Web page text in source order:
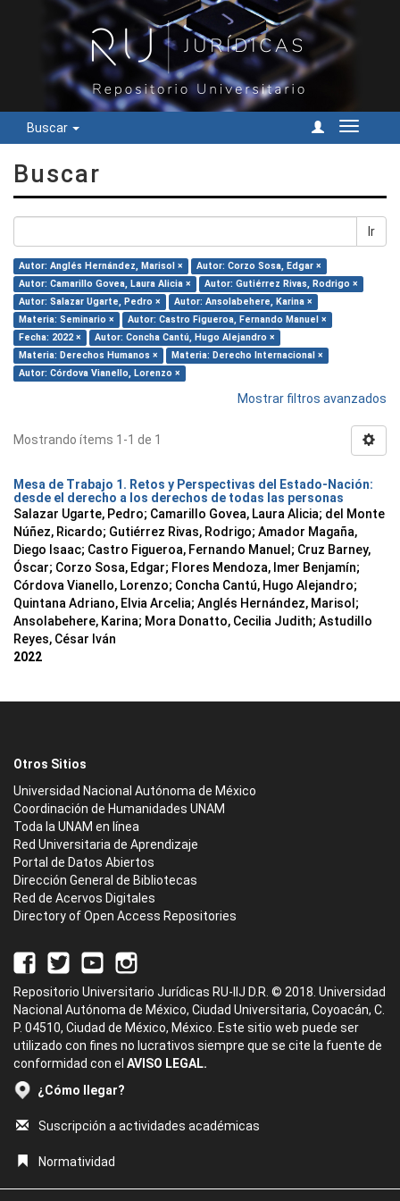
Buscar
Cambiar
Buscar
Ir
Autor: Anglés Hernández, Marisol ×
Autor: Corzo Sosa, Edgar ×
Autor: Camarillo Govea, Laura Alicia ×
Autor: Gutiérrez Rivas, Rodrigo ×
Autor: Salazar Ugarte, Pedro ×
Autor: Ansolabehere, Karina ×
Materia: Seminario ×
Autor: Castro Figueroa, Fernando Manuel ×
Fecha: 2022 ×
Autor: Concha Cantú, Hugo Alejandro ×
Materia: Derechos Humanos ×
Materia: Derecho Internacional ×
Autor: Córdova Vianello, Lorenzo ×
Mostrar filtros avanzados
Mostrando ítems 1-1 de 1
Mesa de Trabajo 1. Retos y Perspectivas del Estado-Nación:
desde el derecho a los derechos de todas las personas
Salazar Ugarte, Pedro; Camarillo Govea, Laura Alicia; del Monte
Núñez, Ricardo; Gutiérrez Rivas, Rodrigo; Amador Magaña,
Diego Isaac; Castro Figueroa, Fernando Manuel ; Cruz Barney,
Óscar; Corzo Sosa, Edgar; Flores Mendoza, Imer Benjamín;
Córdova Vianello, Lorenzo; Concha Cantú, Hugo Alejandro;
Quintana Adriano, Elvia Arcelia; Anglés Hernández, Marisol ;
Ansolabehere, Karina; Mora Donatto, Cecilia Judith; Astudillo
Reyes, César Iván
2022
Otros Sitios
Universidad Nacional Autónoma de México
Coordinación de Humanidades UNAM
Toda la UNAM en línea
Red Universitaria de Aprendizaje
Portal de Datos Abiertos
Dirección General de Bibliotecas
Red de Acervos Digitales
Directory of Open Access Repositories
Repositorio Universitario Jurídicas RU-IIJ D.R. © 2018. Universidad
Nacional Autónoma de México, Ciudad Universitaria, Coyoacán, C.
P. 04510, Ciudad de México, México. Este sitio web puede ser
utilizado con fines no lucrativos siempre que se cite la fuente de
conformidad con el AVISO LEGAL.
¿Cómo llegar?
Suscripción a actividades académicas
Normatividad